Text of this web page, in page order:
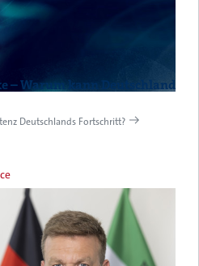
– Warum kann Deutschland
Deutschlands Fortschritt?